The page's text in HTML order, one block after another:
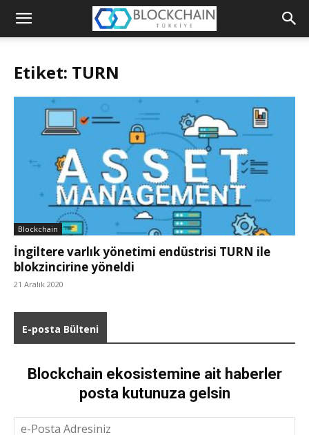
Blockchain
Etiket: TURN
Blockchain
İngiltere varlık yönetimi endüstrisi TURN ile
blokzincirine yöneldi
21 Aralık 2020
E-posta Bülteni
Blockchain ekosistemine ait haberler
posta kutunuza gelsin